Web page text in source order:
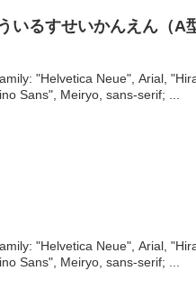
いるすせいかんえん（A
"Helvetica Neue", Arial,
Sans", Meiryo, sans-serif; ...
"Helvetica Neue", Arial,
Sans", Meiryo, sans-serif; ...